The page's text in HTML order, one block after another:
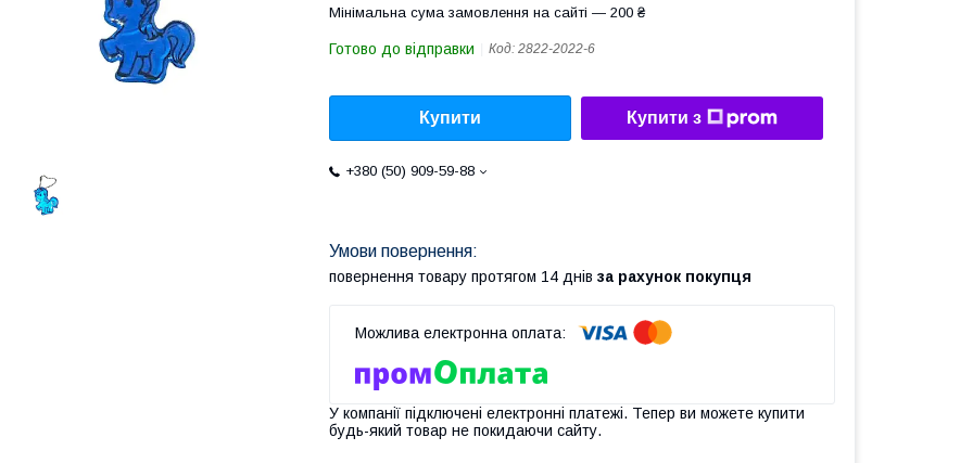
Мінімальна сума замовлення на сайті — 200 ₴
Готово до відправки Код: 2822-2022-6
Купити Купити з
+380 (50) 909-59-88
повернення товару протягом 14 днів за рахунок покупця
У компанії підключені електронні платежі. Тепер ви можете купити
будь-який товар не покидаючи сайту.